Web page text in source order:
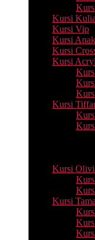
Kursi
Kursi Vip
Kursi Anak
Kursi
Kursi
Kursi
Kursi
Kursi